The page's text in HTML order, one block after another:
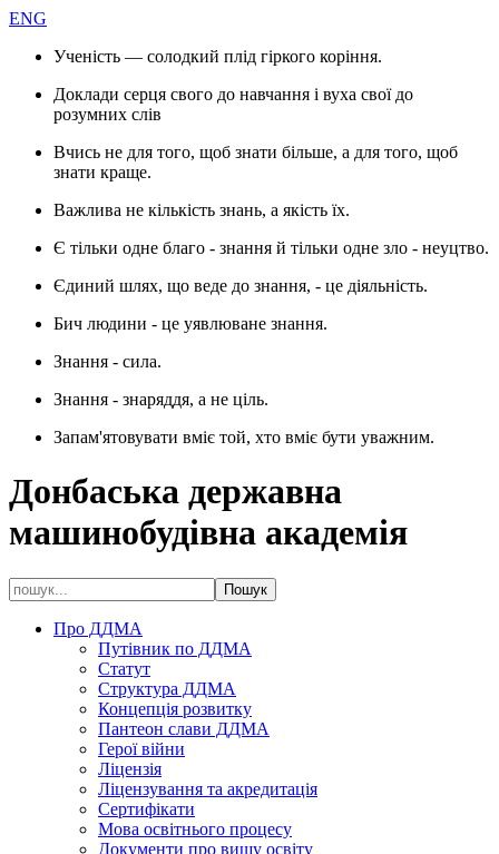
ENG
Ученість — солодкий плід гіркого коріння.
Доклади серця свого до навчання і вуха свої до
розумних слів
Вчись не для того, щоб знати більше, а для того, щоб
знати краще.
Важлива не кількість знань, а якість їх.
Є тільки одне благо - знання й тільки одне зло - неуцтво.
Єдиний шлях, що веде до знання, - це діяльність.
Бич людини - це уявлюване знання.
Знання - сила.
Знання - знаряддя, а не ціль.
Запам'ятовувати вміє той, хто вміє бути уважним.
Донбаська державна
машинобудівна академія
Про ДДМА
Путівник по ДДМА
Статут
Структура ДДМА
Концепція розвитку
Пантеон слави ДДМА
Герої війни
Ліцензія
Ліцензування та акредитація
Сертифікати
Мова освітнього процесу
Документи про вищу освіту